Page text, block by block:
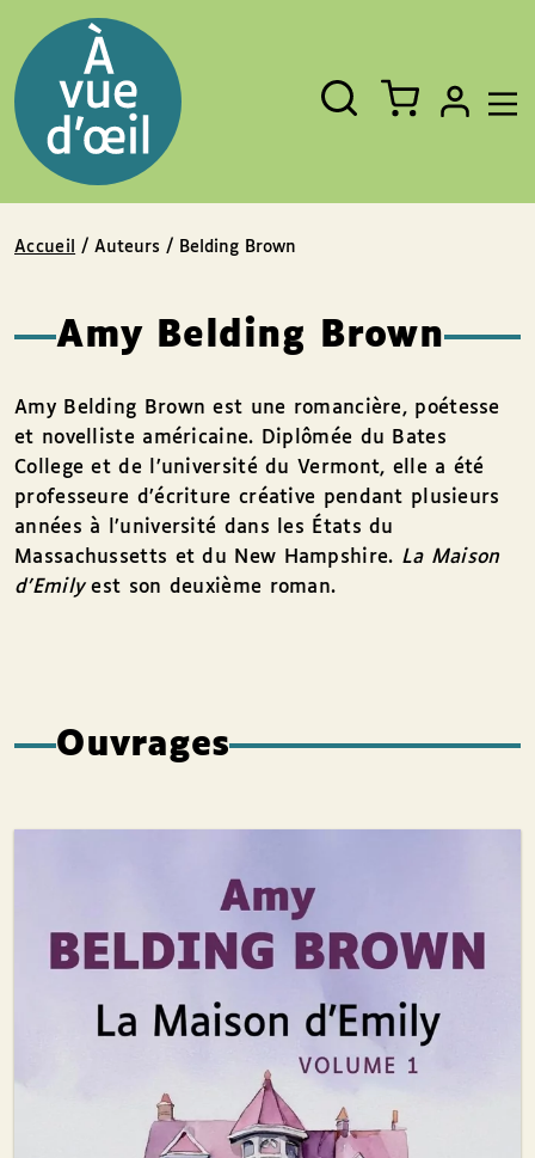
Fermer
Rechercher
un
livre,
un
auteur,
un
EAN
Accueil / Auteurs / Belding Brown
Amy Belding Brown
Amy Belding Brown est une romancière, poétesse
et novelliste américaine. Diplômée du Bates
College et de l’université du Vermont, elle a été
professeure d’écriture créative pendant plusieurs
années à l’université dans les États du
Massachussetts et du New Hampshire. La Maison
d’Emilyest son deuxième roman.
Ouvrages